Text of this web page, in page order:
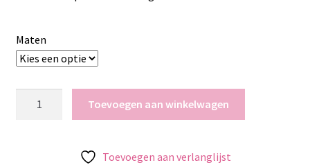
Maten
Toevoegen aan winkelwagen
Toevoegen aan verlanglijst